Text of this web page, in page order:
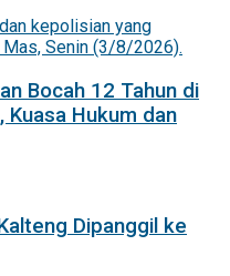
Bocah 12 Tahun di
Kuasa Hukum dan
Dipanggil ke